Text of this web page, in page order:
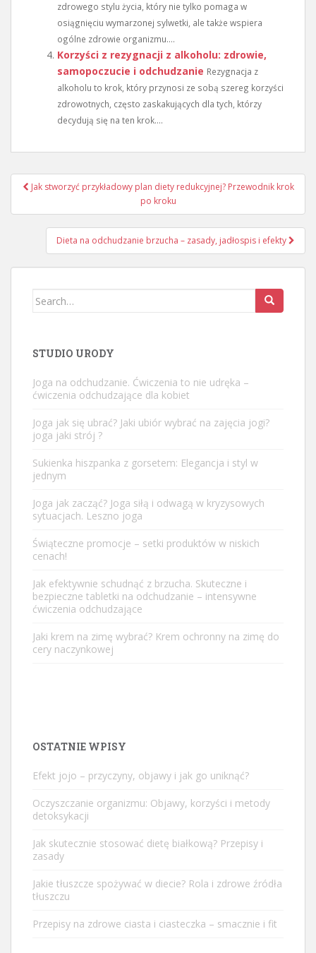
zdrowego stylu życia, który nie tylko pomaga w
osiągnięciu wymarzonej sylwetki, ale także wspiera
ogólne zdrowie organizmu....
Korzyści z rezygnacji z alkoholu: zdrowie,
samopoczucie i odchudzanie Rezygnacja z
alkoholu to krok, który przynosi ze sobą szereg korzyści
zdrowotnych, często zaskakujących dla tych, którzy
decydują się na ten krok....
Nawigacja
Jak stworzyć przykładowy plan diety redukcyjnej? Przewodnik krok
po kroku
Dieta na odchudzanie brzucha – zasady, jadłospis i efekty
Search
STUDIO URODY
Joga na odchudzanie. Ćwiczenia to nie udręka –
ćwiczenia odchudzające dla kobiet
Joga jak się ubrać? Jaki ubiór wybrać na zajęcia jogi?
joga jaki strój ?
Sukienka hiszpanka z gorsetem: Elegancja i styl w
jednym
Joga jak zacząć? Joga siłą i odwagą w kryzysowych
sytuacjach. Leszno joga
Świąteczne promocje – setki produktów w niskich
cenach!
Jak efektywnie schudnąć z brzucha. Skuteczne i
bezpieczne tabletki na odchudzanie – intensywne
ćwiczenia odchudzające
Jaki krem na zimę wybrać? Krem ochronny na zimę do
cery naczynkowej
OSTATNIE WPISY
Efekt jojo – przyczyny, objawy i jak go uniknąć?
Oczyszczanie organizmu: Objawy, korzyści i metody
detoksykacji
Jak skutecznie stosować dietę białkową? Przepisy i
zasady
Jakie tłuszcze spożywać w diecie? Rola i zdrowe źródła
tłuszczu
Przepisy na zdrowe ciasta i ciasteczka – smacznie i fit